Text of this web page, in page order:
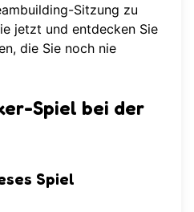
Sitzung zu
jetzt und entdecken Sie
die Sie noch nie
Spiel bei der
Spiel